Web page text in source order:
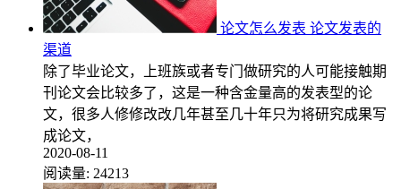
论文怎么发表 论文发表的
渠道
除了毕业论文，上班族或者专门做研究的人可能接触期
刊论文会比较多了，这是一种含金量高的发表型的论
文，很多人修修改改几年甚至几十年只为将研究成果写
成论文，
2020-08-11
阅读量: 24213